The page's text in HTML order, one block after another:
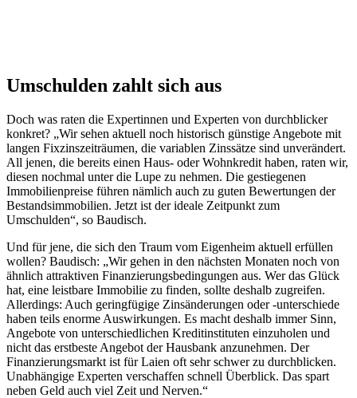
Umschulden zahlt sich aus
Doch was raten die Expertinnen und Experten von durchblicker
konkret? „Wir sehen aktuell noch historisch günstige Angebote mit
langen Fixzinszeiträumen, die variablen Zinssätze sind unverändert.
All jenen, die bereits einen Haus- oder Wohnkredit haben, raten wir,
diesen nochmal unter die Lupe zu nehmen. Die gestiegenen
Immobilienpreise führen nämlich auch zu guten Bewertungen der
Bestandsimmobilien. Jetzt ist der ideale Zeitpunkt zum
Umschulden“, so Baudisch.
Und für jene, die sich den Traum vom Eigenheim aktuell erfüllen
wollen? Baudisch: „Wir gehen in den nächsten Monaten noch von
ähnlich attraktiven Finanzierungsbedingungen aus. Wer das Glück
hat, eine leistbare Immobilie zu finden, sollte deshalb zugreifen.
Allerdings: Auch geringfügige Zinsänderungen oder -unterschiede
haben teils enorme Auswirkungen. Es macht deshalb immer Sinn,
Angebote von unterschiedlichen Kreditinstituten einzuholen und
nicht das erstbeste Angebot der Hausbank anzunehmen. Der
Finanzierungsmarkt ist für Laien oft sehr schwer zu durchblicken.
Unabhängige Experten verschaffen schnell Überblick. Das spart
neben Geld auch viel Zeit und Nerven.“